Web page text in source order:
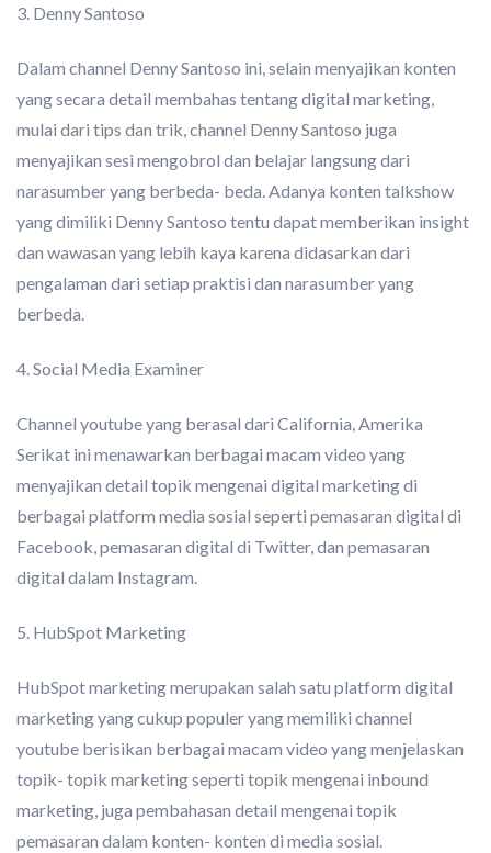
3. Denny Santoso
Dalam channel Denny Santoso ini, selain menyajikan konten
yang secara detail membahas tentang digital marketing,
mulai dari tips dan trik, channel Denny Santoso juga
menyajikan sesi mengobrol dan belajar langsung dari
narasumber yang berbeda- beda. Adanya konten talkshow
yang dimiliki Denny Santoso tentu dapat memberikan insight
dan wawasan yang lebih kaya karena didasarkan dari
pengalaman dari setiap praktisi dan narasumber yang
berbeda.
4.Social Media Examiner
Channel youtube yang berasal dari California, Amerika
Serikat ini menawarkan berbagai macam video yang
menyajikan detail topik mengenai digital marketing di
berbagai platform media sosial seperti pemasaran digital di
Facebook, pemasaran digital di Twitter, dan pemasaran
digital dalam Instagram.
5. HubSpot Marketing
HubSpot marketing merupakan salah satu platform digital
marketing yang cukup populer yang memiliki channel
youtube berisikan berbagai macam video yang menjelaskan
topik- topik marketing seperti topik mengenai inbound
marketing, juga pembahasan detail mengenai topik
pemasaran dalam konten- konten di media sosial.